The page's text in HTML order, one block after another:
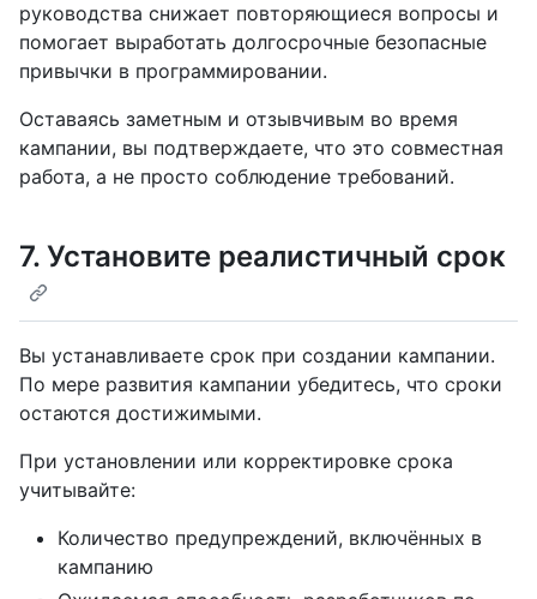
руководства снижает повторяющиеся вопросы и
помогает выработать долгосрочные безопасные
привычки в программировании.
Оставаясь заметным и отзывчивым во время
кампании, вы подтверждаете, что это совместная
работа, а не просто соблюдение требований.
7. Установите реалистичный срок
Вы устанавливаете срок при создании кампании.
По мере развития кампании убедитесь, что сроки
остаются достижимыми.
При установлении или корректировке срока
учитывайте:
Количество предупреждений, включённых в
кампанию